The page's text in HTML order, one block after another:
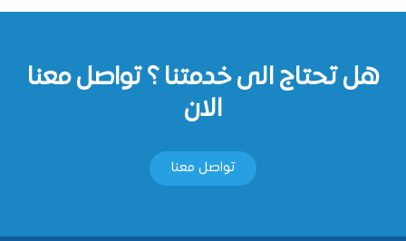
هل تحتاج الى خدمتنا ؟ تواصل معنا
الان
تواصل معنا